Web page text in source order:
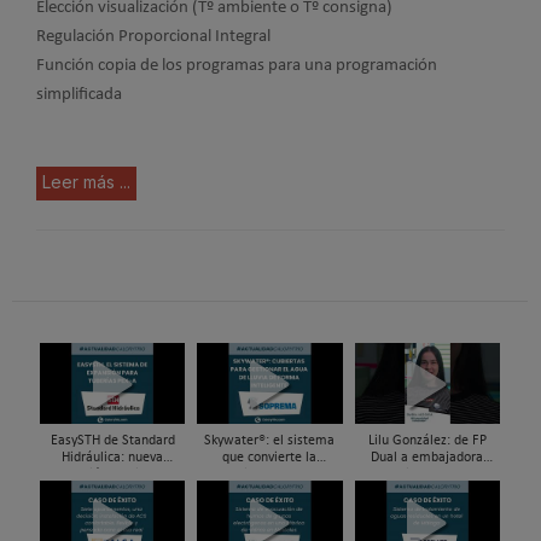
Elección visualización (Tº ambiente o Tº consigna)
Regulación Proporcional Integral
Función copia de los programas para una programación
simplificada
Leer más ...
EasySTH de Standard
Hidráulica: nueva
de expansión para
tuberías PEX
Skywater®: el sistema
que convierte la
infraestructura activa de
gestión del agua...
Lilu González: de FP
Dual a embajadora
| Mecatrónica Industrial